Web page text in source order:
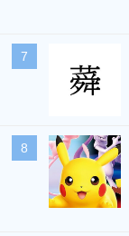
7
8